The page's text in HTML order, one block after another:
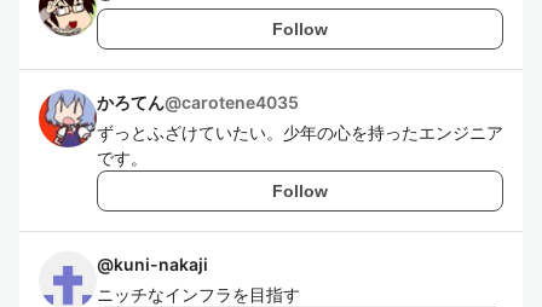
Follow
かろてん@carotene4035
ずっとふざけていたい。少年の心を持ったエンジニア
です。
Follow
@kuni-nakaji
ニッチなインフラを目指す